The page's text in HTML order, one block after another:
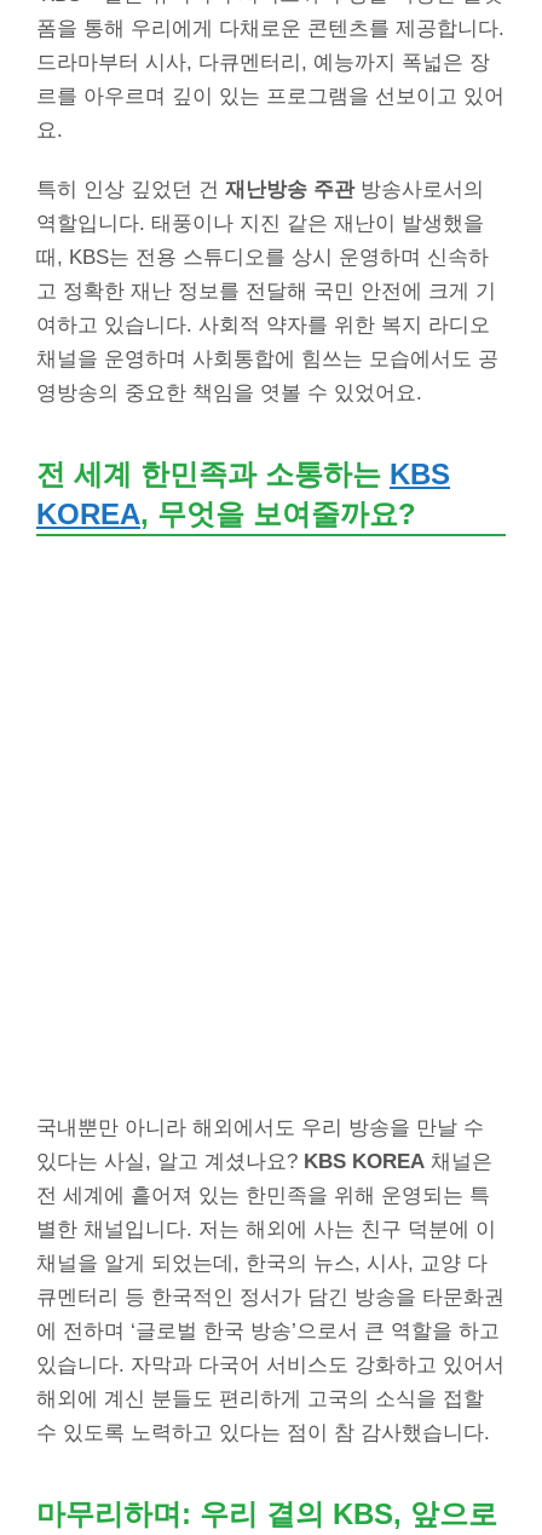
폼을 통해 우리에게 다채로운 콘텐츠를 제공합니다.
드라마부터 시사, 다큐멘터리, 예능까지 폭넓은 장
르를 아우르며 깊이 있는 프로그램을 선보이고 있어
요.
특히 인상 깊었던 건 재난방송 주관방송사로서의
역할입니다. 태풍이나 지진 같은 재난이 발생했을
때, KBS는 전용 스튜디오를 상시 운영하며 신속하
고 정확한 재난 정보를 전달해 국민 안전에 크게 기
여하고 있습니다. 사회적 약자를 위한 복지 라디오
채널을 운영하며 사회통합에 힘쓰는 모습에서도 공
영방송의 중요한 책임을 엿볼 수 있었어요.
전 세계 한민족과 소통하는 KBS
KOREA, 무엇을 보여줄까요?
국내뿐만 아니라 해외에서도 우리 방송을 만날 수
있다는 사실, 알고 계셨나요? KBS KOREA 채널은
전 세계에 흩어져 있는 한민족을 위해 운영되는 특
별한 채널입니다. 저는 해외에 사는 친구 덕분에 이
채널을 알게 되었는데, 한국의 뉴스, 시사, 교양 다
큐멘터리 등 한국적인 정서가 담긴 방송을 타문화권
에 전하며 ‘글로벌 한국 방송’으로서 큰 역할을 하고
있습니다. 자막과 다국어 서비스도 강화하고 있어서
해외에 계신 분들도 편리하게 고국의 소식을 접할
수 있도록 노력하고 있다는 점이 참 감사했습니다.
마무리하며: 우리 곁의 KBS, 앞으로